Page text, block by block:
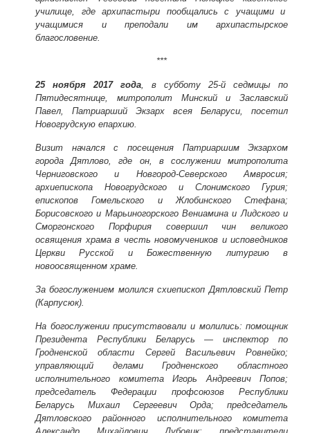
училище, где архипастыри пообщались с учащими и
учащимися и преподали им архипастырское
благословение.
***
25 ноября 2017 года, в субботу 25-й седмицы по
Пятидесятнице, митрополит Минский и Заславский
Павел, Патриарший Экзарх всея Беларуси, посетил
Новогрудскую епархию.
Визит начался с посещения Патриаршим Экзархом
города Дятлово, где он, в сослужении митрополита
Черниговского и Новгород-Северского Амвросия;
архиепископа Новогрудского и Слонимского Гурия;
епископов Гомельского и Жлобинского Стефана;
Борисовского и Марьиногорского Вениамина и Лидского и
Сморгонского Порфирия совершил чин великого
освящения храма в честь новомучеников и исповедников
Церкви Русской и Божественную литургию в
новоосвященном храме.
За богослужением молился схиепископ Дятловский Петр
(Карпусюк).
На богослужении присутствовали и молились: помощник
Президента Республики Беларусь — инспектор по
Гродненской области Сергей Васильевич Ровнейко;
управляющий делами Гродненского областного
исполнительного комитета Игорь Андреевич Попов;
председатель Федерации профсоюзов Республики
Беларусь Михаил Сергеевич Орда; председатель
Дятловского районного исполнительного комитета